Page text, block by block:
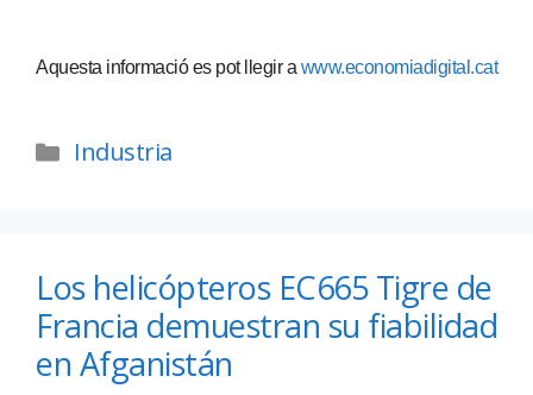
Aquesta informació es pot llegir awww.economiadigital.cat
Industria
Los helicópteros EC665 Tigre de
Francia demuestran su fiabilidad
en Afganistán